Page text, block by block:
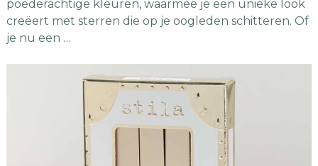
poederachtige kleuren, waarmee je een unieke look
creëert met sterren die op je oogleden schitteren. Of
je nu een …